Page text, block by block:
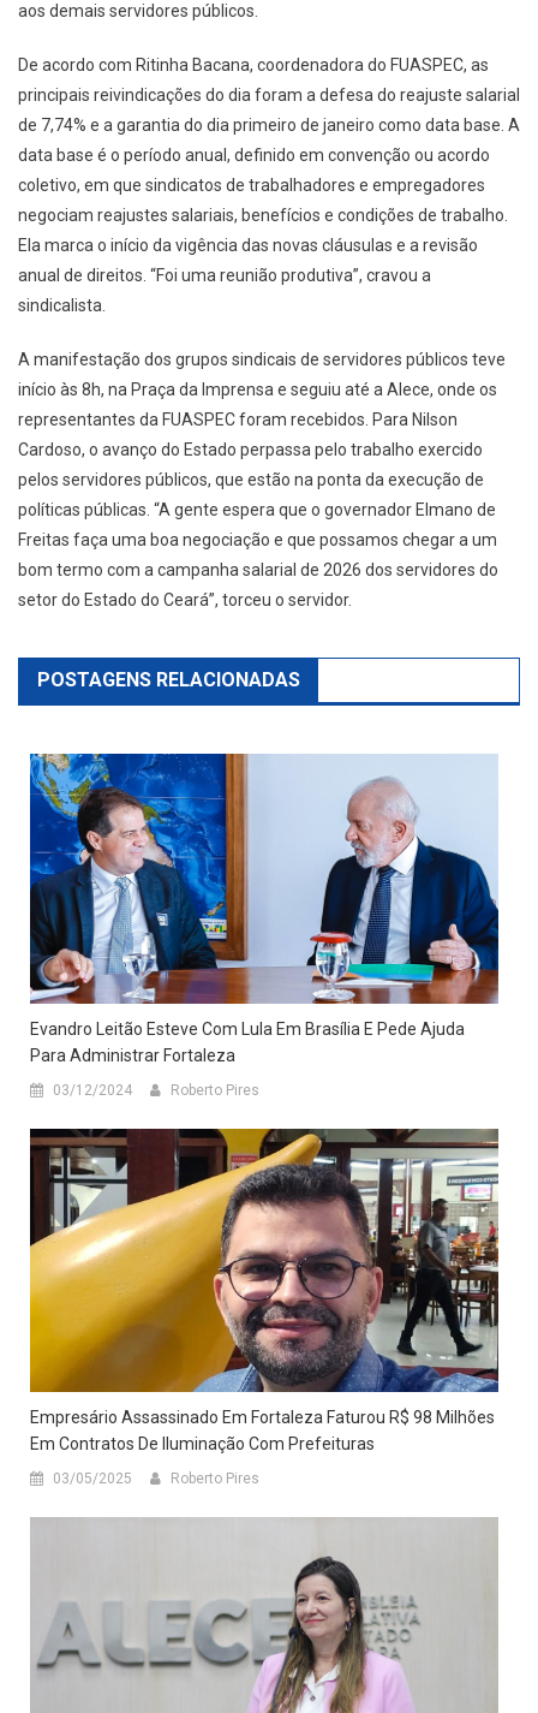
aos demais servidores públicos.
De acordo com Ritinha Bacana, coordenadora do FUASPEC, as
principais reivindicações do dia foram a defesa do reajuste salarial
de 7,74% e a garantia do dia primeiro de janeiro como data base. A
data base é o período anual, definido em convenção ou acordo
coletivo, em que sindicatos de trabalhadores e empregadores
negociam reajustes salariais, benefícios e condições de trabalho.
Ela marca o início da vigência das novas cláusulas e a revisão
anual de direitos. “Foi uma reunião produtiva”, cravou a
sindicalista.
A manifestação dos grupos sindicais de servidores públicos teve
início às 8h, na Praça da Imprensa e seguiu até a Alece, onde os
representantes da FUASPEC foram recebidos. Para Nilson
Cardoso, o avanço do Estado perpassa pelo trabalho exercido
pelos servidores públicos, que estão na ponta da execução de
políticas públicas. “A gente espera que o governador Elmano de
Freitas faça uma boa negociação e que possamos chegar a um
bom termo com a campanha salarial de 2026 dos servidores do
setor do Estado do Ceará”, torceu o servidor.
POSTAGENS RELACIONADAS
Evandro Leitão Esteve Com Lula Em Brasília E Pede Ajuda
Para Administrar Fortaleza
03/12/2024 Roberto Pires
Empresário Assassinado Em Fortaleza Faturou R$ 98 Milhões
Em Contratos De Iluminação Com Prefeituras
03/05/2025 Roberto Pires